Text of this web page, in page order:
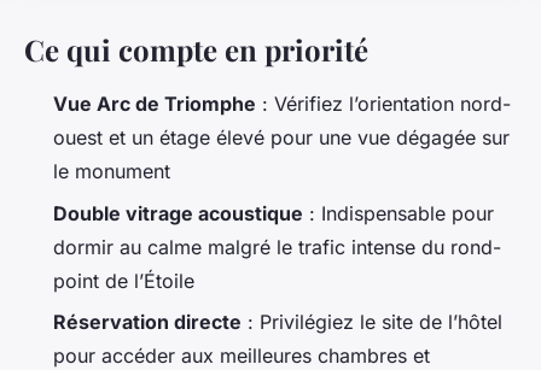
Ce qui compte en priorité
Vue Arc de Triomphe : Vérifiez l’orientation nord-
ouest et un étage élevé pour une vue dégagée sur
le monument
Double vitrage acoustique : Indispensable pour
dormir au calme malgré le trafic intense du rond-
point de l’Étoile
Réservation directe : Privilégiez le site de l’hôtel
pour accéder aux meilleures chambres et